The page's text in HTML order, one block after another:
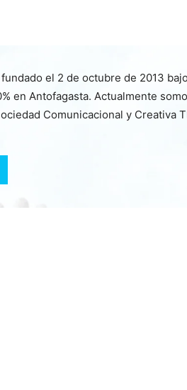
el 2 de octubre de 2013
en Antofagasta. Actualmente
Comunicacional y Creativa